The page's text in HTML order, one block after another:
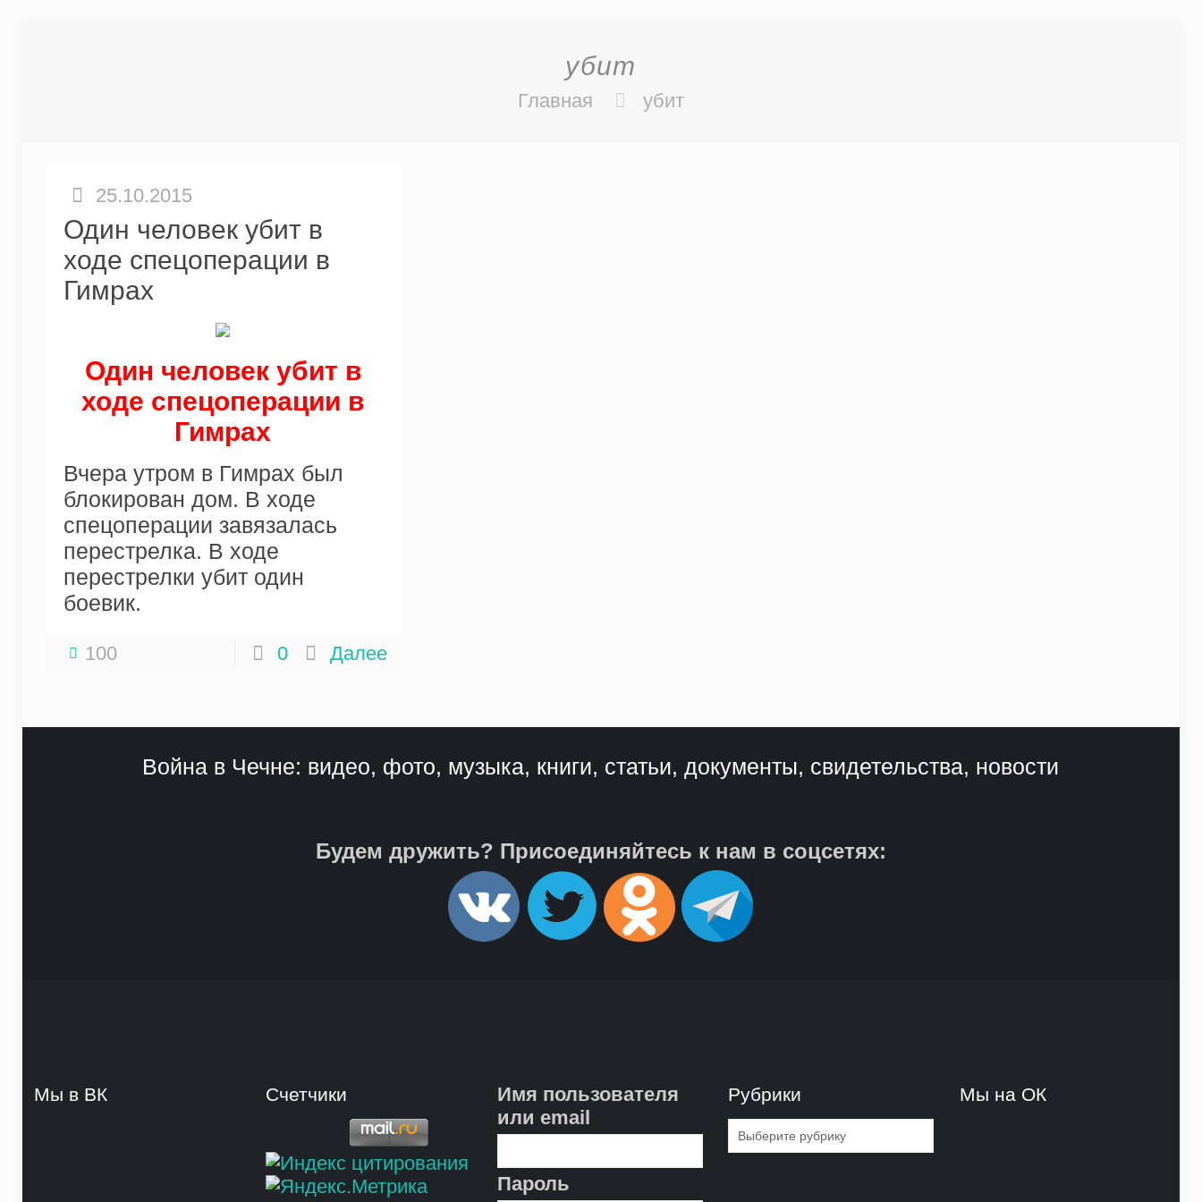
убит
Главная убит
25.10.2015
Один человек убит в
ходе спецоперации в
Гимрах
Один человек убит в
ходе спецоперации в
Гимрах
Вчера утром в Гимрах был
блокирован дом. В ходе
спецоперации завязалась
перестрелка. В ходе
перестрелки убит один
боевик.
100 0 Далее
Война в Чечне: видео, фото, музыка, книги, статьи, документы, свидетельства, новости
Будем дружить? Присоединяйтесь к нам в соцсетях:
Мы в ВК Счетчики
Имя пользователя
или email
Пароль
Рубрики
Рубрики
Мы на ОК